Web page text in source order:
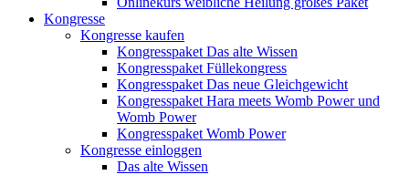
Kongresse
Kongresse kaufen
Kongresspaket Das alte Wissen
Kongresspaket Füllekongress
Kongresspaket Das neue Gleichgewicht
Kongresspaket Hara meets Womb Power und
Womb Power
Kongresspaket Womb Power
Kongresse einloggen
Das alte Wissen